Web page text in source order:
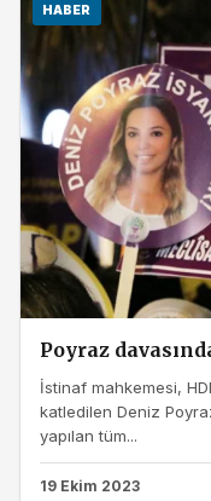
HABER
Poyraz
İstinaf mahkemesi,
katledilen Deniz
yapılan tüm...
19 Ekim 2023